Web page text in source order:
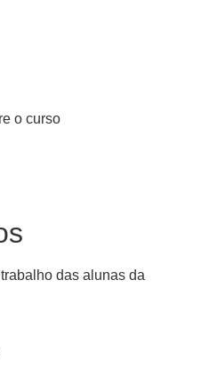
o curso
das alunas da